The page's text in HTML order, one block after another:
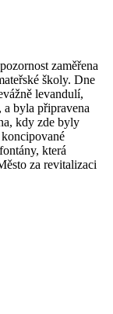
zaměřena
školy. Dne
levandulí,
byla připravena
kdy zde byly
která
za revitalizaci